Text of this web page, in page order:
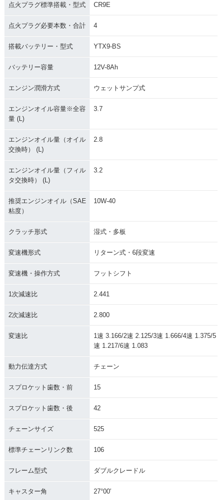
点火プラグ標準搭載・型式 CR9E
点火プラグ必要本数・合計 4
搭載バッテリー・型式 YTX9-BS
バッテリー容量 12V-8Ah
エンジン潤滑方式 ウェットサンプ式
エンジンオイル容量※全容
量 (L)
3.7
エンジンオイル量（オイル
交換時） (L)
2.8
エンジンオイル量（フィル
タ交換時） (L)
3.2
推奨エンジンオイル（SAE
粘度）
10W-40
クラッチ形式 湿式・多板
変速機形式 リターン式・6段変速
変速機・操作方式 フットシフト
1次減速比 2.441
2次減速比 2.800
変速比
1速 3.166/2速 2.125/3速 1.666/4速 1.375/5
速 1.217/6速 1.083
動力伝達方式 チェーン
スプロケット歯数・前 15
スプロケット歯数・後 42
チェーンサイズ 525
標準チェーンリンク数 106
フレーム型式 ダブルクレードル
キャスター角 27°00′